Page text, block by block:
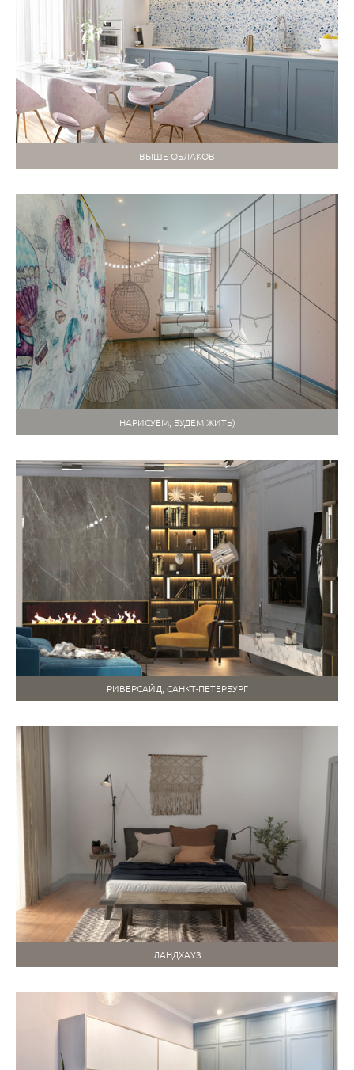
ВЫШЕ ОБЛАКОВ
НАРИСУЕМ, БУДЕМ ЖИТЬ)
РИВЕРСАЙД, САНКТ-ПЕТЕРБУРГ
ЛАНДХАУЗ